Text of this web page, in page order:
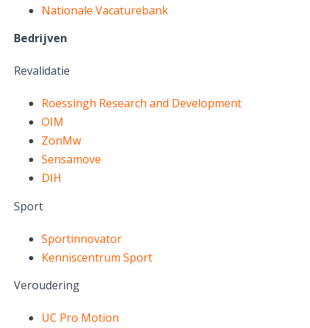
Nationale Vacaturebank
Bedrijven
Revalidatie
Roessingh Research and Development
OIM
ZonMw
Sensamove
DIH
Sport
Sportinnovator
Kenniscentrum Sport
Veroudering
UC Pro Motion